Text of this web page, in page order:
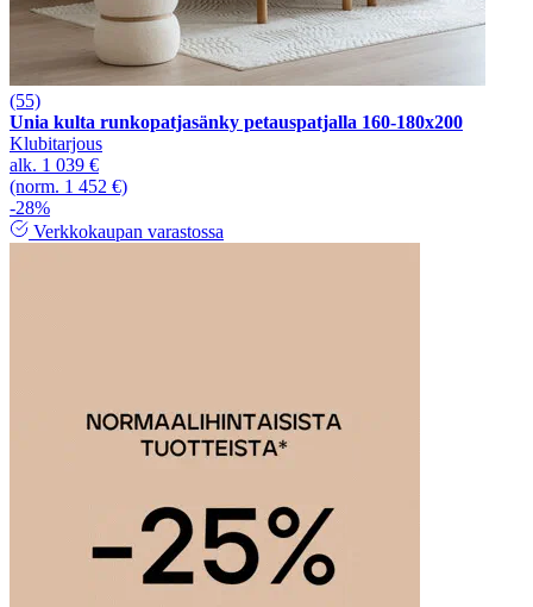
(55)
Unia kulta runkopatjasänky petauspatjalla 160-180x200
Klubitarjous
alk. 1 039 €
(norm. 1 452 €)
-28%
Verkkokaupan varastossa